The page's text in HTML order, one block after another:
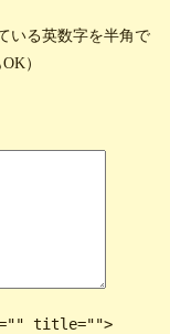
いる英数字を半角で
）
title="">